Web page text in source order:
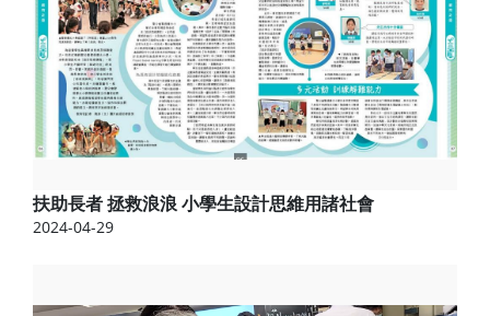
扶助長者 拯救浪浪 小學生設計思維用諸社會
2024-04-29